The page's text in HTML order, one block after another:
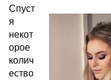
Спуст
я
некот
орое
колич
ество